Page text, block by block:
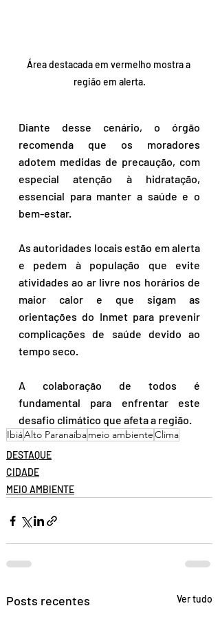
Área destacada em vermelho mostra a
região em alerta.
Diante desse cenário, o órgão
recomenda que os moradores
adotem medidas de precaução, com
especial atenção à hidratação,
essencial para manter a saúde e o
bem-estar.
As autoridades locais estão em alerta
e pedem à população que evite
atividades ao ar livre nos horários de
maior calor e que sigam as
orientações do Inmet para prevenir
complicações de saúde devido ao
tempo seco.
A colaboração de todos é
fundamental para enfrentar este
desafio climático que afeta a região.
IbiáAlto Paranaíbameio ambienteClima
DESTAQUE
CIDADE
MEIO AMBIENTE
Posts recentes Ver tudo